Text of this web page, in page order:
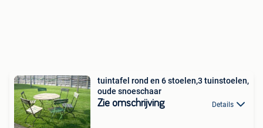
tuintafel rond en 6 stoelen,3 tuinstoelen,
oude snoeschaar
Zie omschrijving Details